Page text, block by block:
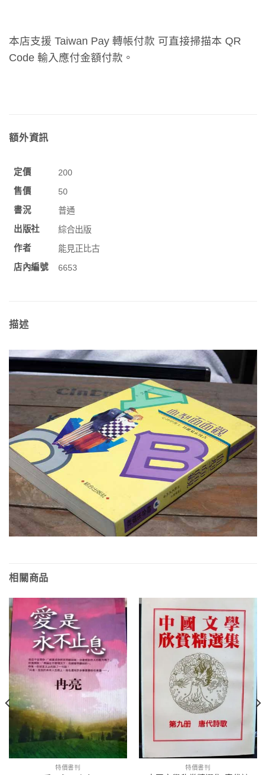
本店支援 Taiwan Pay 轉帳付款 可直接掃描本 QR
Code 輸入應付金額付款。
額外資訊
定價
200
售價
50
書況
普通
出版社
綜合出版
作者
能見正比古
店內編號
6653
描述
相關商品
特價書刊 特價書刊